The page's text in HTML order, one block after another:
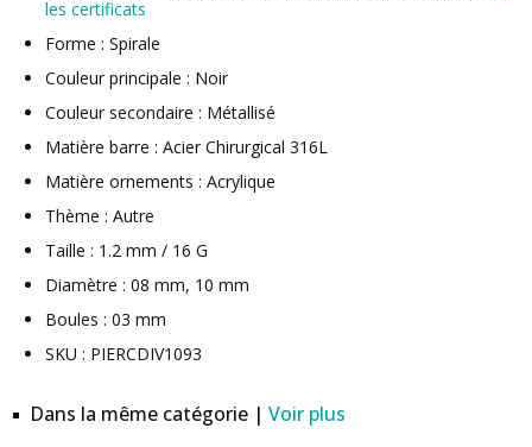
les certificats
Forme : Spirale
Couleur principale : Noir
Couleur secondaire : Métallisé
Matière barre : Acier Chirurgical 316L
Matière ornements : Acrylique
Thème : Autre
Taille : 1.2 mm / 16 G
Diamètre : 08 mm, 10 mm
Boules : 03 mm
SKU : PIERCDIV1093
Dans la même catégorie | Voir plus